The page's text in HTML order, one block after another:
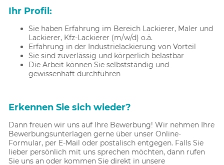
Ihr Profil:
Sie haben Erfahrung im Bereich Lackierer, Maler und
Lackierer, Kfz-Lackierer (m/w/d) o.ä.
Erfahrung in der Industrielackierung von Vorteil
Sie sind zuverlässig und körperlich belastbar
Die Arbeit können Sie selbstständig und
gewissenhaft durchführen
Erkennen Sie sich wieder?
Dann freuen wir uns auf Ihre Bewerbung! Wir nehmen Ihre
Bewerbungsunterlagen gerne über unser Online-
Formular, per E-Mail oder postalisch entgegen. Falls Sie
lieber persönlich mit uns sprechen möchten, dann rufen
Sie uns an oder kommen Sie direkt in unsere